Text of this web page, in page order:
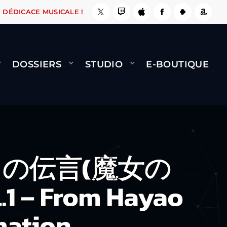
ÇA LE FAIT ! NAMI BERNARD MINET - FLY
DÉDICACE MUSICALE !
DOSSIERS STUDIO E-BOUTIQUE
伝言(魔女の
– From Hayao